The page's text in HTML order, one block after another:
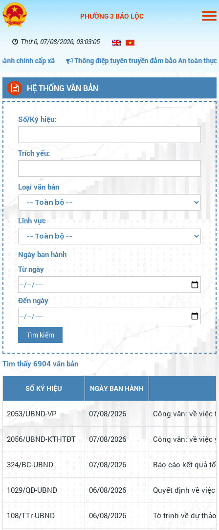
PHƯỜNG 3 BẢO LỘC
Thứ 6, 07/08/2026, 03:03:06
xã Thông điệp tuyên truyền đảm bảo An toàn thực phẩm
HỆ THỐNG VĂN BẢN
Số/Ký hiệu:
Trích yếu:
Loại văn bản
Lĩnh vực
Ngày ban hành
Từ ngày
Đến ngày
Tìm kiếm
Tìm thấy 6904 văn bản
SỐ KÝ HIỆU NGÀY BAN HÀNH
2053/UBND-VP 07/08/2026 Công văn: về việc
2056/UBND-KTHTĐT 07/08/2026 Công văn: về việc
324/BC-UBND 07/08/2026 Báo cáo kết quả
1029/QĐ-UBND 06/08/2026 Quyết định về việc
108/TTr-UBND 06/08/2026 Tờ trinh về dự